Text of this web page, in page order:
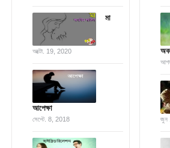
মা
অক্টো. 19, 2020
আপেক্ষা
সেপ্টে. 8, 2018 জুন